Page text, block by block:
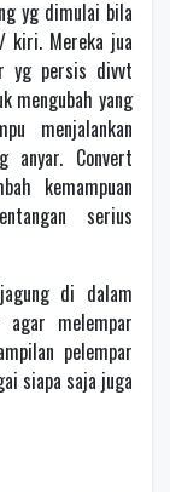
yg dimulai bila
kiri. Mereka jua
yg persis divvt
mengubah yang
menjalankan
anyar. Convert
kemampuan
serius
di dalam
melempar
pelempar
siapa saja juga